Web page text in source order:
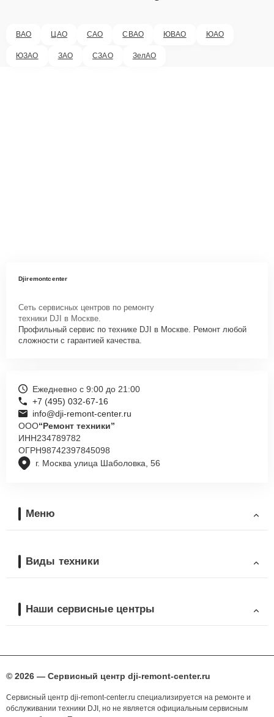
ВАО ЦАО САО СВАО ЮВАО ЮАО
ЮЗАО ЗАО СЗАО ЗелАО
Djiremontcenter
Сеть сервисных центров по ремонту
техники DJI в Москве.
Профильный сервис по технике DJI в Москве. Ремонт любой
сложности с гарантией качества.
г. Москва улица Шаболовка, 56
Ежедневно с 9:00 до 21:00
+7 (495) 032-67-16
info@dji-remont-center.ru
ООО“Ремонт техники”
ИНН234789782
ОГРН98742397845098
Меню
Виды техники
Наши сервисные центры
© 2026 — Сервисный центр dji-remont-center.ru
Сервисный центр dji-remont-center.ru специализируется на ремонте и
обслуживании техники DJI, но не является официальным сервисным